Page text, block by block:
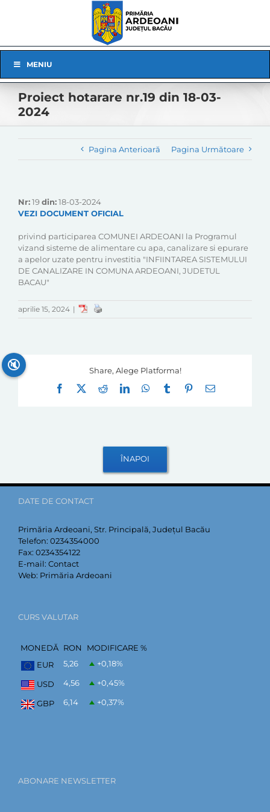
Navigation
MENIU
Proiect hotarare nr.19 din 18-03-
2024
Pagina Anterioară Pagina Următoare
Nr:19din:18-03-2024
VEZI DOCUMENT OFICIAL
privind participarea COMUNEI ARDEOANI la Programul
vizand sisteme de alimentare cu apa, canalizare si epurare
a apelor uzate pentru investitia "INFIINTAREA SISTEMULUI
DE CANALIZARE IN COMUNA ARDEOANI, JUDETUL
BACAU"
aprilie 15, 2024 |
Share, Alege Platforma!
Facebook
RedditLinkedInWhatsApp
Tumblr Pinterest
E-
DATE DE CONTACT
Primăria Ardeoani, Str. Principală, Județul Bacău
Telefon: 0234354000
Fax: 0234354122
E-mail: Contact
Web: Primăria Ardeoani
CURS VALUTAR
MONEDĂ RON
MODIFICARE %
EUR
5,26 +0,18%
USD 4,56 +0,45%
GBP 6,14 +0,37%
ABONARE NEWSLETTER
🔇